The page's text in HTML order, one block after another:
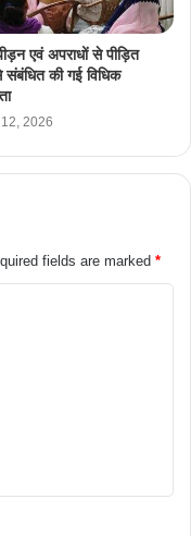
एवं अपराधों से पीड़ित
संबंधित की गई विधिक
2026
fields are marked *